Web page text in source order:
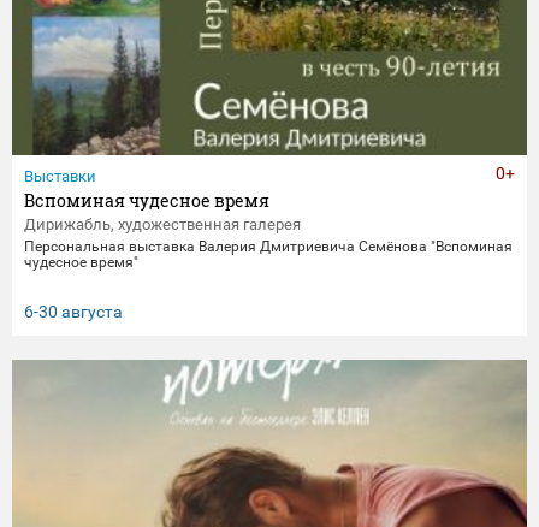
Выставки
Вспоминая чудесное время
Дирижабль, художественная галерея
Персональная выставка Валерия Дмитриевича Семёнова "Вспоминая
чудесное время"
6-30 августа
0+